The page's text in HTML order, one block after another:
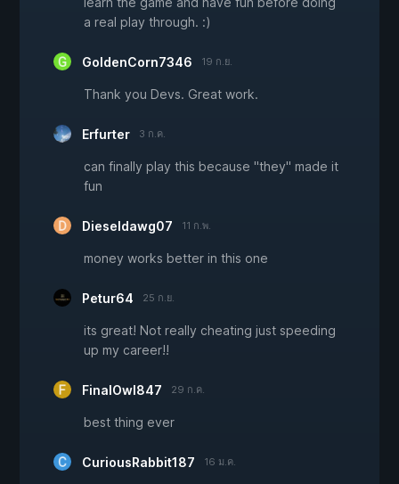
a real play through. :)
GoldenCorn7346 19 ก.ย.
Thank you Devs. Great work.
Erfurter 3 ก.ค.
can finally play this because "they" made it
fun
Dieseldawg07 11 ก.พ.
money works better in this one
Petur64 25 ก.ย.
its great! Not really cheating just speeding
up my career!!
FinalOwl847 29 ก.ค.
best thing ever
CuriousRabbit187 16 ม.ค.